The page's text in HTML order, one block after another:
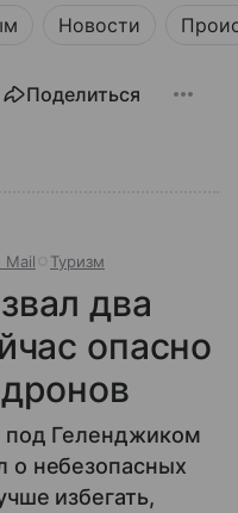
Новости
Поделиться
Mail Туризм
два
опасно
под Геленджиком
о небезопасных
избегать,